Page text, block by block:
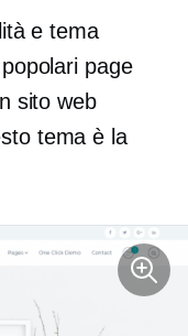
e tema
page
sito web
tema è la